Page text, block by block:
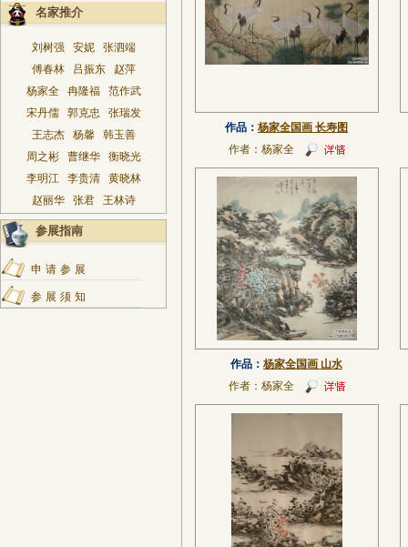
名家推介
刘树强 安妮
张泗端
傅春林
吕振东
赵萍
杨家全
冉隆福
范作武
宋丹儒
郭克忠
张瑞发
王志杰
杨馨
韩玉善
周之彬
曹继华
衡晓光
李明江
李贵清
黄晓林
赵丽华
张君 王林诗
参展指南
申请参展
参展须知
作品： 杨家全国画 长寿图
作者： 杨家全
作品： 杨家全国画 山水
作者： 杨家全